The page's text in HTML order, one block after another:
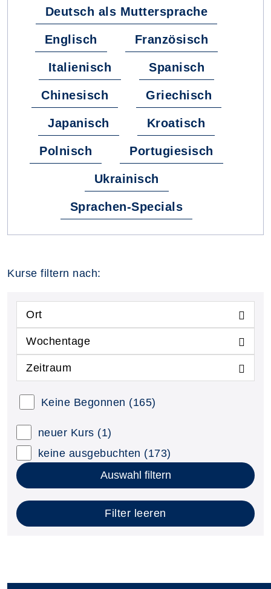
Deutsch als Muttersprache
Englisch Französisch
Italienisch Spanisch
Chinesisch Griechisch
Japanisch Kroatisch
Polnisch Portugiesisch
Ukrainisch
Sprachen-Specials
Kurse filtern nach:
Ort
Wochentage
Zeitraum
Keine Begonnen (165)
neuer Kurs (1)
keine ausgebuchten (173)
Auswahl filtern
Filter leeren